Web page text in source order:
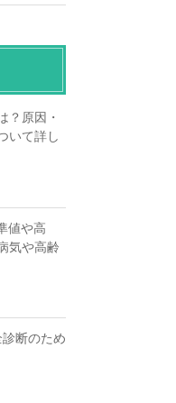
？原因・
いて詳し
値や高
気や高齢
断のため